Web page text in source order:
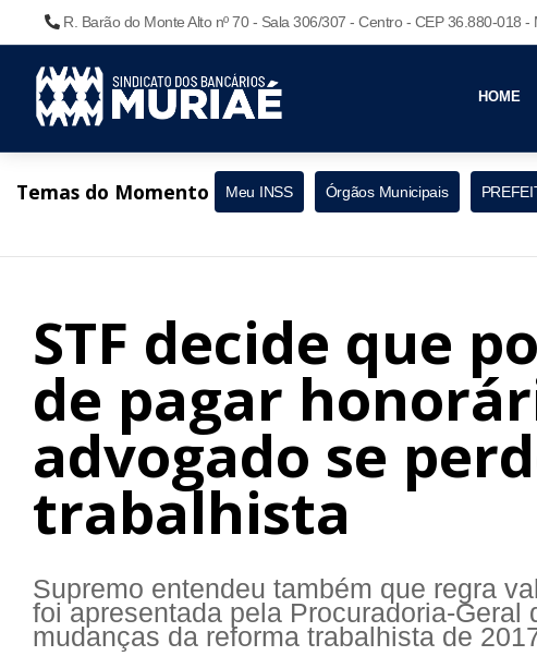
R. Barão do Monte Alto nº 70 - Sala 306/307 - Centro - CEP 36.880-018
HOME
Temas do Momento Meu INSS Órgãos Municipais
STF decide que
de pagar
advogado se
trabalhista
Supremo entendeu também que regra
foi apresentada pela Procuradoria-Geral
mudanças da reforma trabalhista de